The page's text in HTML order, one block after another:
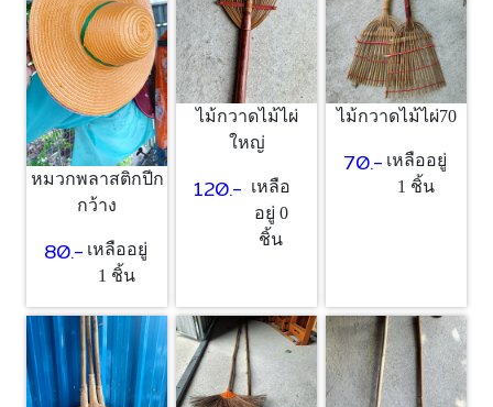
หมวกพลาสติกปีก
กว้าง
80.- เหลืออยู่
1 ชิ้น
ไม้กวาดไม้ไผ่
ใหญ่
120.- เหลือ
อยู่ 0
ชิ้น
ไม้กวาดไม้ไผ่70
70.- เหลืออยู่
1 ชิ้น